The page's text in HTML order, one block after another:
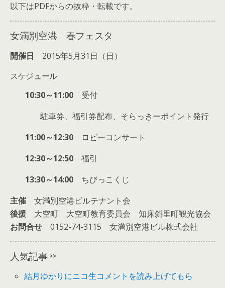
以下はPDFからの抜粋・転載です。
女満別空港 春フェスタ
開催日 2015年5月31日（日）
スケジュール
10:30～11:00 受付
駐車券、福引券配布、そらっきーポイント発行
11:00～12:30 ロビーコンサート
12:30～12:50 福引
13:30～14:00 ちびっこくじ
主催 女満別空港ビルテナント会
後援 大空町 大空町教育委員会 知床斜里町観光協会
お問合せ 0152-74-3115 女満別空港ビル株式会社
人気記事 >>
結月ゆかりにニコ生コメントを読み上げてもら